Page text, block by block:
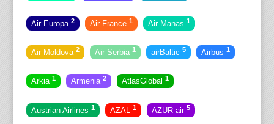
Air Europa 2 Air France 1 Air Manas 1
Air Moldova 2 Air Serbia 1 airBaltic 5 Airbus 1
Arkia 1 Armenia 2 AtlasGlobal 1
Austrian Airlines 1 AZAL 1 AZUR air 5